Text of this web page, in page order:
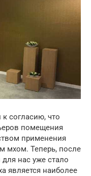
согласию, что
помещения
применения
мхом. Теперь, после
нас уже стало
является наиболее